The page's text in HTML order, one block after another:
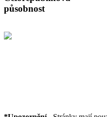
působnost